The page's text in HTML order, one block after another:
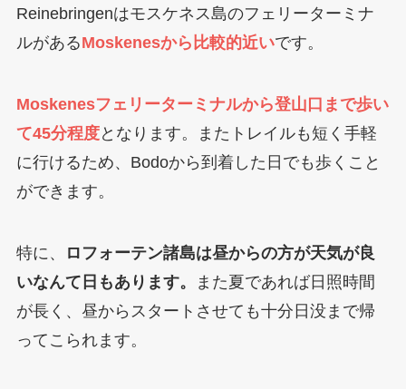
Reinebringenはモスケネス島のフェリーターミナ
ルがあるMoskenesから比較的近いです。
Moskenesフェリーターミナルから登山口まで歩い
て45分程度となります。またトレイルも短く手軽
に行けるため、Bodoから到着した日でも歩くこと
ができます。
特に、
ロフォーテン諸島は昼からの方が天気が良
いなんて日もあります。
また夏であれば日照時間
が長く、昼からスタートさせても十分日没まで帰
ってこられます。